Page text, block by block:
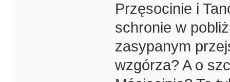
Przęsocinie i
schronie w
zasypanym
wzgórza? A o